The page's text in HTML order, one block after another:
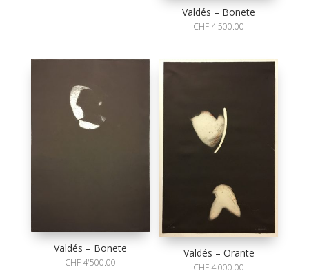
Valdés – Bonete
CHF4'500.00
Valdés – Bonete
CHF4'500.00
Valdés – Orante
CHF4'000.00